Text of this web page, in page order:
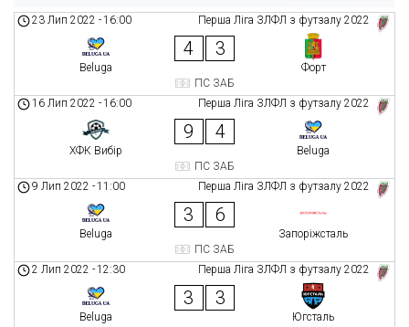
Перша Ліга ЗЛФЛ з футзалу 2022
23 Лип 2022 -16:00
Beluga
4 3
Форт
ПС ЗАБ
Перша Ліга ЗЛФЛ з футзалу 2022
16 Лип 2022 -16:00
ХФК Вибір
9 4
Beluga
ПС ЗАБ
Перша Ліга ЗЛФЛ з футзалу 2022
9 Лип 2022 -11:00
Beluga
3 6
Запоріжсталь
ПС ЗАБ
Перша Ліга ЗЛФЛ з футзалу 2022
2 Лип 2022 -12:30
Beluga
3 3
Югсталь